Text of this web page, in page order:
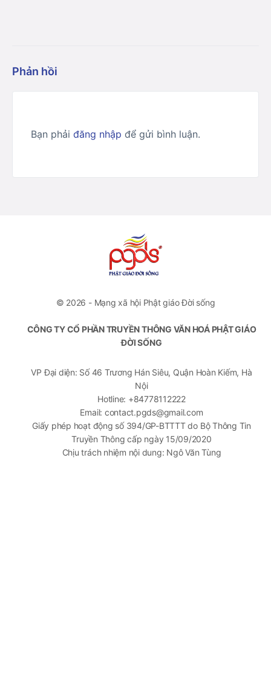
Phản hồi
Bạn phải đăng nhập để gửi bình luận.
© 2026 - Mạng xã hội Phật giáo Đời sống
CÔNG TY CỔ PHẦN TRUYỀN THÔNG VĂN HOÁ PHẬT GIÁO
ĐỜI SỐNG
VP Đại diện: Số 46 Trương Hán Siêu, Quận Hoàn Kiếm, Hà
Nội
Hotline: +84778112222
Email: contact.pgds@gmail.com
Giấy phép hoạt động số 394/GP-BTTTT do Bộ Thông Tin
Truyền Thông cấp ngày 15/09/2020
Chịu trách nhiệm nội dung: Ngô Văn Tùng